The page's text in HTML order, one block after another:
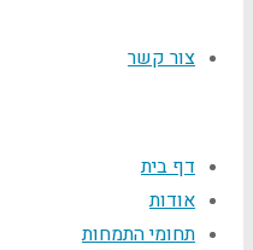
צור קשר
דף בית
אודות
תחומי התמחות